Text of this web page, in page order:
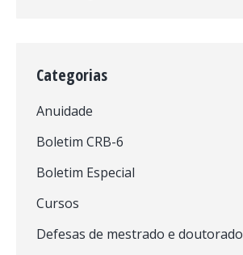
Categorias
Anuidade
Boletim CRB-6
Boletim Especial
Cursos
Defesas de mestrado e doutorado